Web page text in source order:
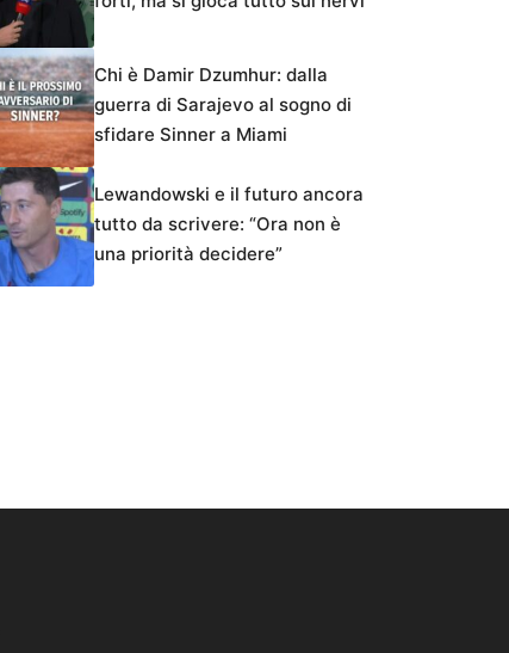
Chi è Damir Dzumhur: dalla
guerra di Sarajevo al sogno di
sfidare Sinner a Miami
Lewandowski e il futuro ancora
tutto da scrivere: “Ora non è
una priorità decidere”